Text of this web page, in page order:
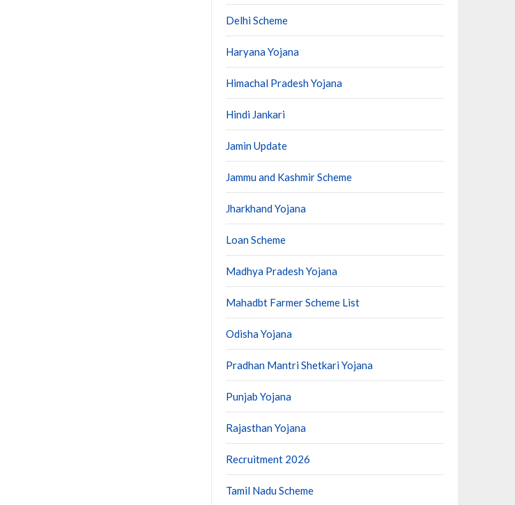
Delhi Scheme
Haryana Yojana
Himachal Pradesh Yojana
Hindi Jankari
Jamin Update
Jammu and Kashmir Scheme
Jharkhand Yojana
Loan Scheme
Madhya Pradesh Yojana
Mahadbt Farmer Scheme List
Odisha Yojana
Pradhan Mantri Shetkari Yojana
Punjab Yojana
Rajasthan Yojana
Recruitment 2026
Tamil Nadu Scheme